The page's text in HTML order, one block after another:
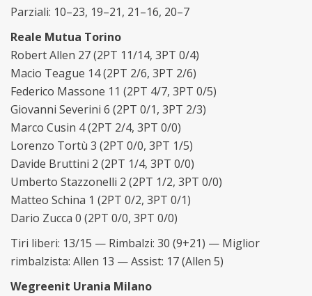
Parziali: 10–23, 19–21, 21–16, 20–7
Reale Mutua Torino
Robert Allen 27 (2PT 11/14, 3PT 0/4)
Macio Teague 14 (2PT 2/6, 3PT 2/6)
Federico Massone 11 (2PT 4/7, 3PT 0/5)
Giovanni Severini 6 (2PT 0/1, 3PT 2/3)
Marco Cusin 4 (2PT 2/4, 3PT 0/0)
Lorenzo Tortù 3 (2PT 0/0, 3PT 1/5)
Davide Bruttini 2 (2PT 1/4, 3PT 0/0)
Umberto Stazzonelli 2 (2PT 1/2, 3PT 0/0)
Matteo Schina 1 (2PT 0/2, 3PT 0/1)
Dario Zucca 0 (2PT 0/0, 3PT 0/0)
Tiri liberi: 13/15 — Rimbalzi: 30 (9+21) — Miglior
rimbalzista: Allen 13 — Assist: 17 (Allen 5)
Wegreenit Urania Milano